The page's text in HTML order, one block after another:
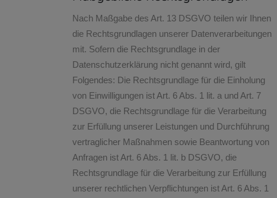
Nach Maßgabe des Art. 13 DSGVO teilen wir Ihnen
die Rechtsgrundlagen unserer Datenverarbeitungen
mit. Sofern die Rechtsgrundlage in der
Datenschutzerklärung nicht genannt wird, gilt
Folgendes: Die Rechtsgrundlage für die Einholung
von Einwilligungen ist Art. 6 Abs. 1 lit. a und Art. 7
DSGVO, die Rechtsgrundlage für die Verarbeitung
zur Erfüllung unserer Leistungen und Durchführung
vertraglicher Maßnahmen sowie Beantwortung von
Anfragen ist Art. 6 Abs. 1 lit. b DSGVO, die
Rechtsgrundlage für die Verarbeitung zur Erfüllung
unserer rechtlichen Verpflichtungen ist Art. 6 Abs. 1